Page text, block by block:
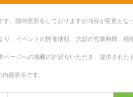
。随時更新をしておりますが内容が変更とな
、イベントの開催情報、施設の営業時間、植
ージへの掲載の許諾をいただき、提供された
税表示です。